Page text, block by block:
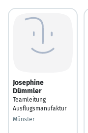
Josephine
Dümmler
Teamleitung
Ausflugsmanufaktur
Münster